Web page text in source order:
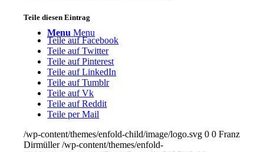
Menu Menu
Teile diesen Eintrag
Teile auf Facebook
Teile auf Twitter
Teile auf Pinterest
Teile auf LinkedIn
Teile auf Tumblr
Teile auf Vk
Teile auf Reddit
Teile per Mail
/wp-content/themes/enfold-child/image/logo.svg 0 0 Franz
Dirmüller /wp-content/themes/enfold-